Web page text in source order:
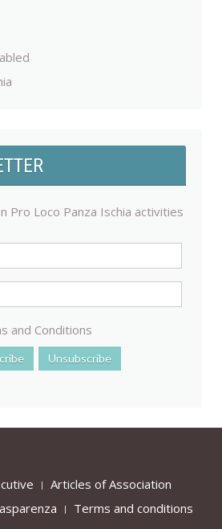
Pro Loco Panza Ischia activities
and Conditions
Articles of Association
Terms and conditions